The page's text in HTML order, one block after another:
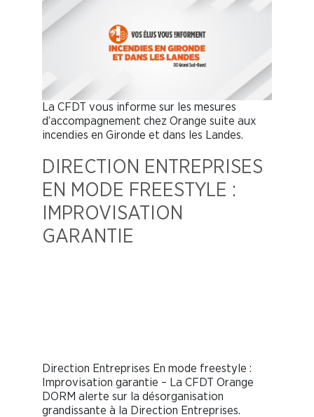
La CFDT vous informe sur les mesures
d’accompagnement chez Orange suite aux
incendies en Gironde et dans les Landes.
DIRECTION ENTREPRISES
EN MODE FREESTYLE :
IMPROVISATION
GARANTIE
Direction Entreprises En mode freestyle :
Improvisation garantie – La CFDT Orange
DORM alerte sur la désorganisation
grandissante à la Direction Entreprises.